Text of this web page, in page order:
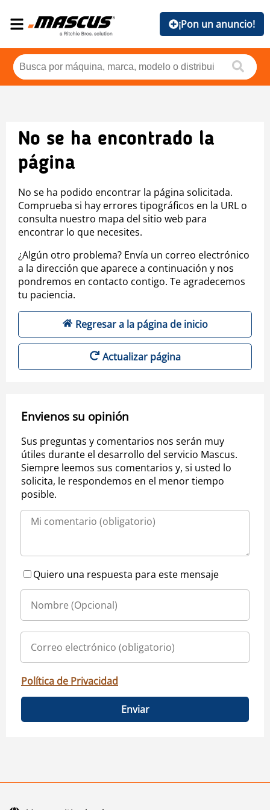
¡Pon un anuncio!
No se ha encontrado la
página
No se ha podido encontrar la página solicitada.
Comprueba si hay errores tipográficos en la URL o
consulta nuestro mapa del sitio web para
encontrar lo que necesites.
¿Algún otro problema? Envía un correo electrónico
a la dirección que aparece a continuación y nos
pondremos en contacto contigo. Te agradecemos
tu paciencia.
Regresar a la página de inicio
Actualizar página
Envienos su opinión
Sus preguntas y comentarios nos serán muy
útiles durante el desarrollo del servicio Mascus.
Siempre leemos sus comentarios y, si usted lo
solicita, le respondemos en el menor tiempo
posible.
Quiero una respuesta para este mensaje
Política de Privacidad
Enviar